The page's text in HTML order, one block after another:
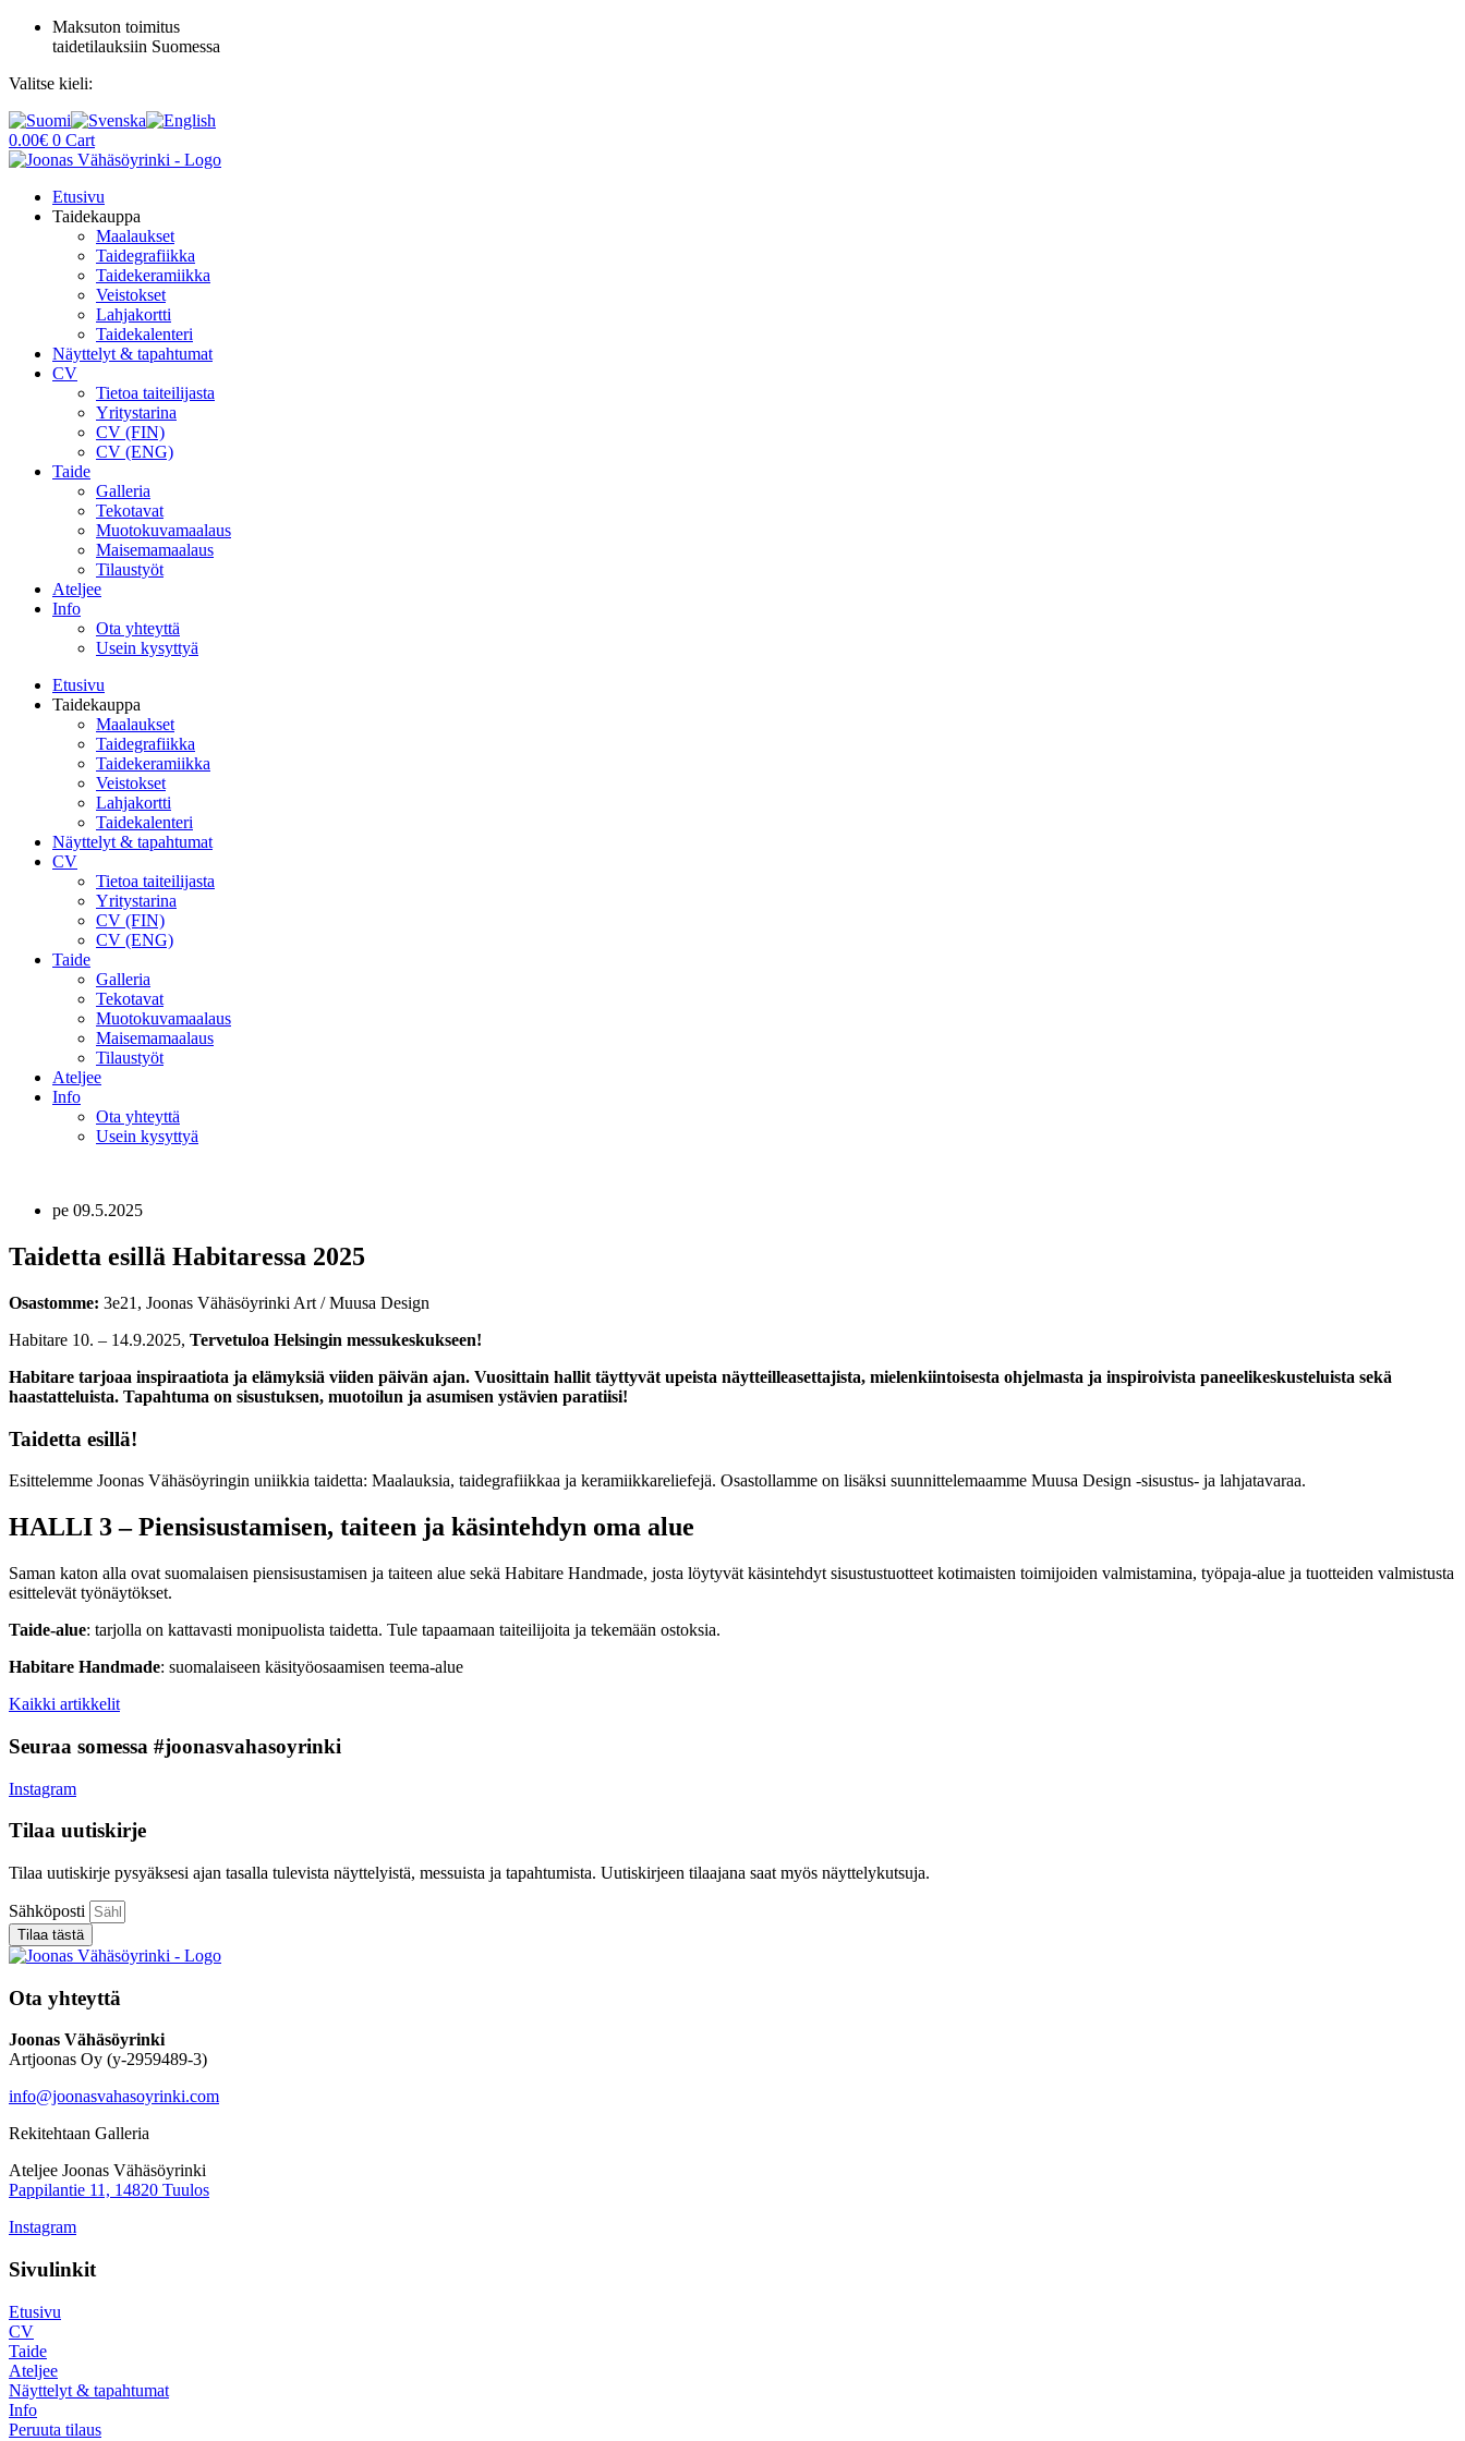
Mene
sisältöön
Maksuton toimitus
taidetilauksiin Suomessa
Valitse kieli:
0.00€ 0 Cart
Etusivu
Taidekauppa
Maalaukset
Taidegrafiikka
Taidekeramiikka
Veistokset
Lahjakortti
Taidekalenteri
Näyttelyt & tapahtumat
CV
Tietoa taiteilijasta
Yritystarina
CV (FIN)
CV (ENG)
Taide
Galleria
Tekotavat
Muotokuvamaalaus
Maisemamaalaus
Tilaustyöt
Ateljee
Info
Ota yhteyttä
Usein kysyttyä
Etusivu
Taidekauppa
Maalaukset
Taidegrafiikka
Taidekeramiikka
Veistokset
Lahjakortti
Taidekalenteri
Näyttelyt & tapahtumat
CV
Tietoa taiteilijasta
Yritystarina
CV (FIN)
CV (ENG)
Taide
Galleria
Tekotavat
Muotokuvamaalaus
Maisemamaalaus
Tilaustyöt
Ateljee
Info
Ota yhteyttä
Usein kysyttyä
pe 09.5.2025
Taidetta esillä Habitaressa 2025
Osastomme: 3e21, Joonas Vähäsöyrinki Art / Muusa Design
Habitare 10. – 14.9.2025, Tervetuloa Helsingin messukeskukseen!
Habitare tarjoaa inspiraatiota ja elämyksiä viiden päivän ajan. Vuosittain hallit täyttyvät upeista näytteilleasettajista, mielenkiintoisesta ohjelmasta ja inspiroivista paneelikeskusteluista sekä
haastatteluista. Tapahtuma on sisustuksen, muotoilun ja asumisen ystävien paratiisi!
Taidetta esillä!
Esittelemme Joonas Vähäsöyringin uniikkia taidetta: Maalauksia, taidegrafiikkaa ja keramiikkareliefejä. Osastollamme on lisäksi suunnittelemaamme Muusa Design -sisustus- ja lahjatavaraa.
HALLI 3 – Piensisustamisen, taiteen ja käsintehdyn oma alue
Saman katon alla ovat suomalaisen piensisustamisen ja taiteen alue sekä Habitare Handmade, josta löytyvät käsintehdyt sisustustuotteet kotimaisten toimijoiden valmistamina, työpaja-alue ja tuotteiden valmistusta
esittelevät työnäytökset.
Taide-alue: tarjolla on kattavasti monipuolista taidetta. Tule tapaamaan taiteilijoita ja tekemään ostoksia.
Habitare Handmade: suomalaiseen käsityöosaamisen teema-alue
Kaikki artikkelit
Seuraa somessa #joonasvahasoyrinki
Instagram
Tilaa uutiskirje
Tilaa uutiskirje pysyäksesi ajan tasalla tulevista näyttelyistä, messuista ja tapahtumista. Uutiskirjeen tilaajana saat myös näyttelykutsuja.
Sähköposti
Tilaa tästä
Ota yhteyttä
Joonas Vähäsöyrinki
Artjoonas Oy (y-2959489-3)
info@joonasvahasoyrinki.com
Rekitehtaan Galleria
Ateljee Joonas Vähäsöyrinki
Pappilantie 11, 14820 Tuulos
Instagram
Sivulinkit
Etusivu
CV
Taide
Ateljee
Näyttelyt & tapahtumat
Info
Peruuta tilaus